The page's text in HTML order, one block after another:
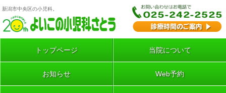
新潟市中央区の小児科。
トップページ 当院について
お知らせ Web予約